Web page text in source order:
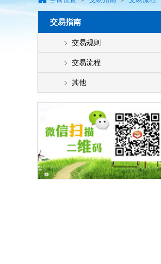
交易指南
交易规则
交易流程
其他